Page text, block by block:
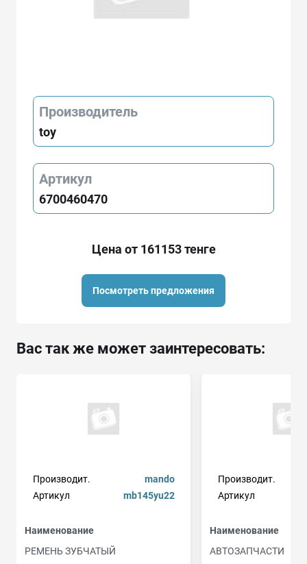
Производитель
toy
Артикул
6700460470
Цена от 161153 тенге
Посмотреть предложения
Вас так же может заинтересовать:
Производит.
mando
Артикул
mb145yu22
Наименование
РЕМЕНЬ ЗУБЧАТЫЙ
Производит.
Артикул
Наименование
АВТОЗАПЧАСТИ